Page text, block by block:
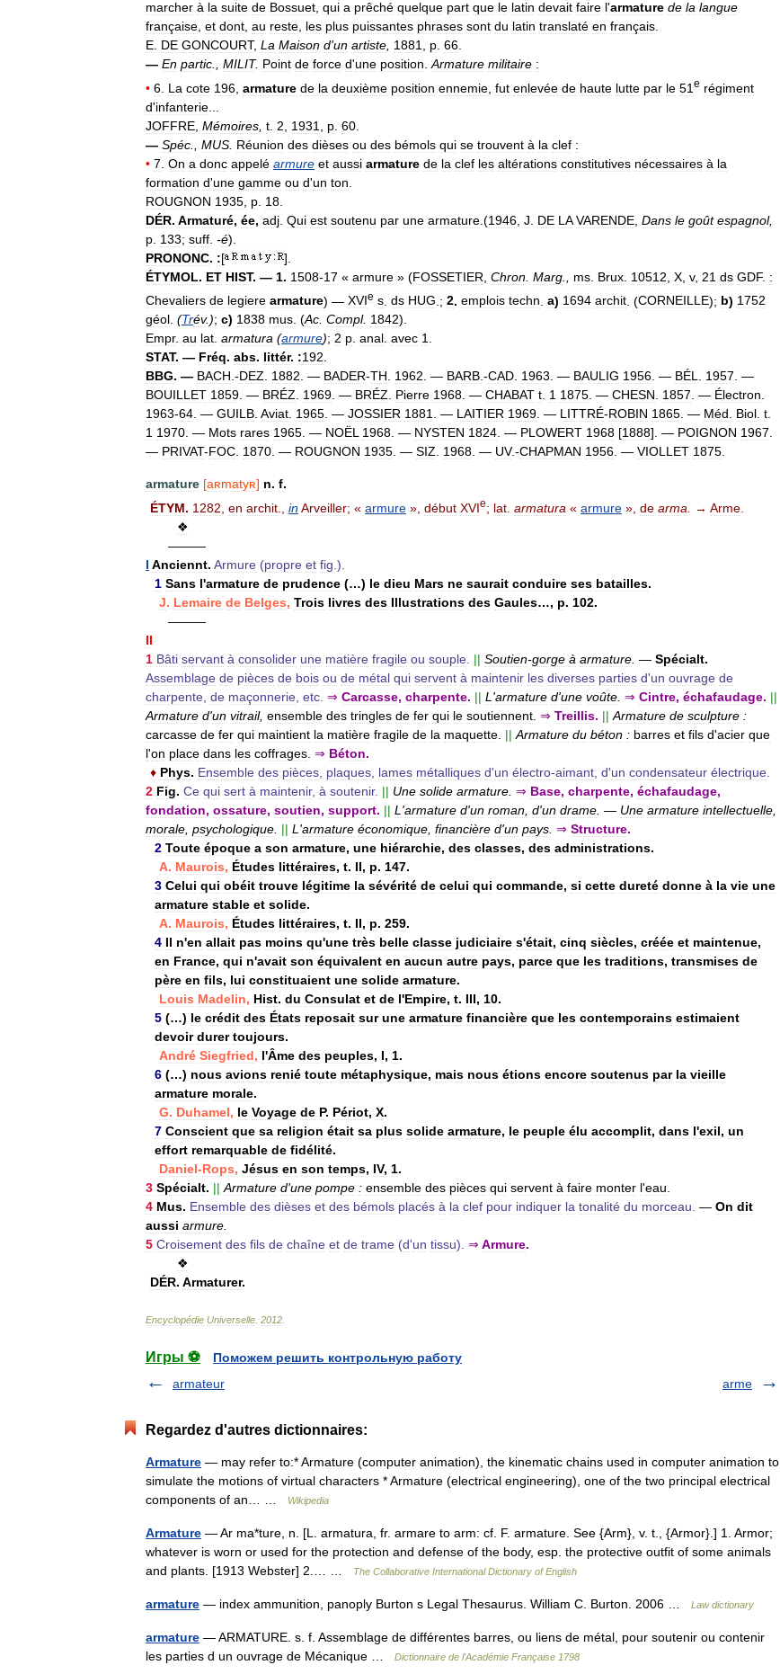
marcher à la suite de Bossuet qui a prêché quelque part que le latin devait faire l'armature de la langue
française et dont au reste les plus puissantes phrases sont du latin translaté en français
E DE GONCOURT, La Maison d'un artiste 1881 p 66
— En partic MILIT. Point de force d'une position Armature militaire :
• 6 La cote 196 armature de la deuxième position ennemie fut enlevée de haute lutte par le 51 e régiment
d'infanterie
JOFFRE Mémoires t 2 1931 p 60
— Spéc MUS Réunion des dièses ou des bémols qui se trouvent à la clef :
• 7 On a donc appelé armure et aussi armature de la clef les altérations constitutives nécessaires à la
formation d'une gamme ou d'un ton
ROUGNON 1935 p 18
DÉR. Armaturé, ée, adj Qui est soutenu par une armature .(1946 J DE LA VARENDE Dans le goût espagnol,
p 133; suff -é).
PRONONC. :[
].
ÉTYMOL. ET HIST. — 1. 1508-17 « armure » (FOSSETIER Chron Marg ms Brux 10512 X v, 21 ds GDF. :
Chevaliers de legiere armature) — XVIe s ds HUG .; 2. emplois techn a) 1694 archit . (CORNEILLE); b) 1752
géol. (Trév.); c) 1838 mus. (Ac. Compl. 1842).
Empr. au lat. armatura (armure); 2 p. anal. avec 1.
STAT. — Fréq. abs. littér. :192.
BBG. — BACH.-DEZ. 1882. — BADER-TH. 1962. — BARB.-CAD. 1963. — BAULIG 1956. — BÉL. 1957. —
BOUILLET 1859. — BRÉZ. 1969. — BRÉZ. Pierre 1968. — CHABAT t. 1 1875. — CHESN. 1857. — Électron.
1963-64. — GUILB. Aviat. 1965. — JOSSIER 1881. — LAITIER 1969. — LITTRÉ-ROBIN 1865. — Méd. Biol. t.
1 1970. — Mots rares 1965. — NOËL 1968. — NYSTEN 1824. — PLOWERT 1968 [1888]. — POIGNON 1967.
— PRIVAT-FOC. 1870. — ROUGNON 1935. — SIZ. 1968. — UV.-CHAPMAN 1956. — VIOLLET 1875.
armature [aʀmatyʀ] n. f.
ÉTYM. 1282 en archit inArveiller; « armure », début XVIe; lat armatura « armure », de arma → Arme
❖
———
I Anciennt. Armure (propre et fig .).
1 Sans l'armature de prudence (…) le dieu Mars ne saurait conduire ses batailles.
J. Lemaire de Belges, Trois livres des Illustrations des Gaules…, p. 102.
———
II
1 Bâti servant à consolider une matière fragile ou souple || Soutien-gorge à armature — Spécialt.
Assemblage de pièces de bois ou de métal qui servent à maintenir les diverses parties d'un ouvrage de
charpente de maçonnerie etc ⇒ Carcasse, charpente. || L 'armature d'une voûte ⇒ Cintre, échafaudage. ||
Armature d'un vitrail, ensemble des tringles de fer qui le soutiennent ⇒ Treillis. || Armature de sculpture :
carcasse de fer qui maintient la matière fragile de la maquette || Armature du béton : barres et fils d'acier que
l'on place dans les coffrages ⇒ Béton.
♦ Phys. Ensemble des pièces plaques lames métalliques d'un électro-aimant d'un condensateur électrique
2 Fig. Ce qui sert à maintenir, à soutenir. || Une solide armature ⇒ Base, charpente, échafaudage,
fondation, ossature, soutien, support. || L 'armature d'un roman d'un drame — Une armature intellectuelle
morale psychologique || L 'armature économique financière d'un pays ⇒ Structure.
2 Toute époque a son armature, une hiérarchie, des classes, des administrations.
A. Maurois, Études littéraires, t. II, p. 147.
3 Celui qui obéit trouve légitime la sévérité de celui qui commande, si cette dureté donne à la vie une
armature stable et solide.
A. Maurois, Études littéraires, t. II, p. 259.
4 Il n'en allait pas moins qu'une très belle classe judiciaire s'était, cinq siècles, créée et maintenue,
en France, qui n'avait son équivalent en aucun autre pays, parce que les traditions, transmises de
père en fils, lui constituaient une solide armature.
Louis Madelin, Hist. du Consulat et de l'Empire, t. III, 10.
5 (…) le crédit des États reposait sur une armature financière que les contemporains estimaient
devoir durer toujours.
André Siegfried, l'Âme des peuples, I, 1.
6 (…) nous avions renié toute métaphysique, mais nous étions encore soutenus par la vieille
armature morale.
G. Duhamel, le Voyage de P. Périot, X.
7 Conscient que sa religion était sa plus solide armature, le peuple élu accomplit, dans l'exil, un
effort remarquable de fidélité.
Daniel-Rops, Jésus en son temps, IV, 1.
3 Spécialt. || Armature d'une pompe : ensemble des pièces qui servent à faire monter l'eau
4 Mus. Ensemble des dièses et des bémols placés à la clef pour indiquer la tonalité du morceau — On dit
aussi armure
5 Croisement des fils de chaîne et de trame (d'un tissu). ⇒ Armure.
❖
DÉR. Armaturer.
Encyclopédie Universelle 2012
Игры ⚽
Поможем решить контрольную работу
armateur
arme
Regardez d'autres dictionnaires:
Armature — may refer to:* Armature (computer animation), the kinematic chains used in computer animation to
simulate the motions of virtual characters * Armature (electrical engineering), one of the two principal electrical
components of an… …
Wikipedia
Armature — Ar ma*ture, n. [L. armatura, fr. armare to arm: cf. F. armature. See {Arm}, v. t., {Armor}.] 1. Armor;
whatever is worn or used for the protection and defense of the body, esp. the protective outfit of some animals
and plants. [1913 Webster] 2.… …
The Collaborative International Dictionary of English
armature — index ammunition, panoply Burton s Legal Thesaurus. William C. Burton. 2006 … Law dictionary
armature — ARMATURE. s. f. Assemblage de différentes barres, ou liens de métal, pour soutenir ou contenir
les parties d un ouvrage de Mécanique …
Dictionnaire de l'Académie Française 1798